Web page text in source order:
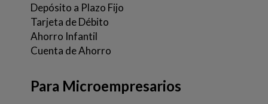
Depósito a Plazo Fijo
Tarjeta de Débito
Ahorro Infantil
Cuenta de Ahorro
Para Microempresarios